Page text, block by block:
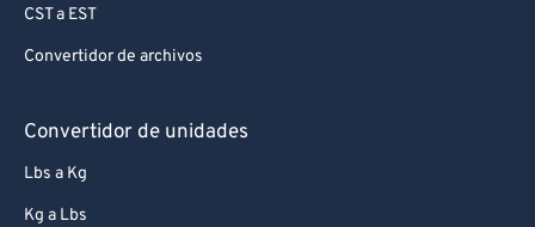
CST a EST
Convertidor de archivos
Convertidor de unidades
Lbs a Kg
Kg a Lbs